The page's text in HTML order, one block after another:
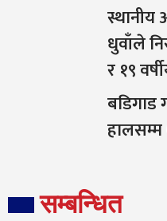
स्थानीय
धुवाँले
र १९
बडिगाड
सम्बन्धित